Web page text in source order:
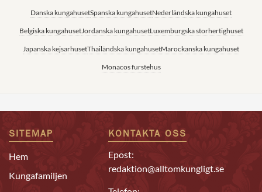
Danska kungahusetSpanska kungahusetNederländska kungahuset
Belgiska kungahusetJordanska kungahusetLuxemburgska storhertighuset
Japanska kejsarhusetThailändska kungahusetMarockanska kungahuset
Monacos furstehus
SITEMAP
Hem
Kungafamiljen
KONTAKTA OSS
Epost:
redaktion@alltomkungligt.se